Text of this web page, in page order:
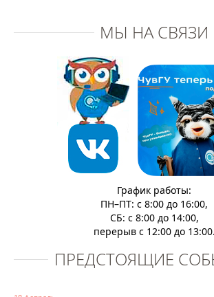
МЫ НА СВЯЗИ
График работы:
ПН–ПТ: с 8:00 до 16:00,
СБ: с 8:00 до 14:00,
перерыв с 12:00 до 13:00.
ПРЕДСТОЯЩИЕ